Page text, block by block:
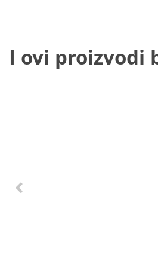
I ovi proizvodi